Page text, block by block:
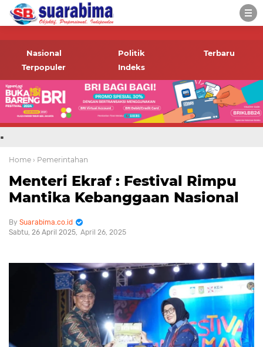
-->
informasi terbaru tentang
Bima dan daerah sekitar
Nasional Politik
Terbaru
Terpopuler
Indeks
.
Home › Pemerintahan
Menteri Ekraf : Festival Rimpu
Mantika Kebanggaan Nasional
Suarabima.co.id
Sabtu, 26 April 2025 April 26, 2025